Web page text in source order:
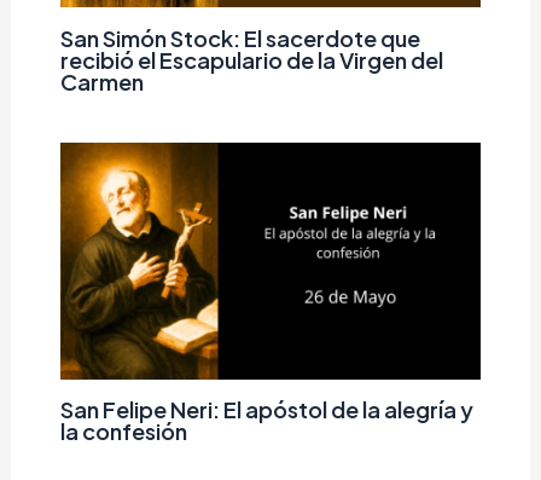
San Simón Stock: El sacerdote que
recibió el Escapulario de la Virgen del
Carmen
San Felipe Neri: El apóstol de la alegría y
la confesión